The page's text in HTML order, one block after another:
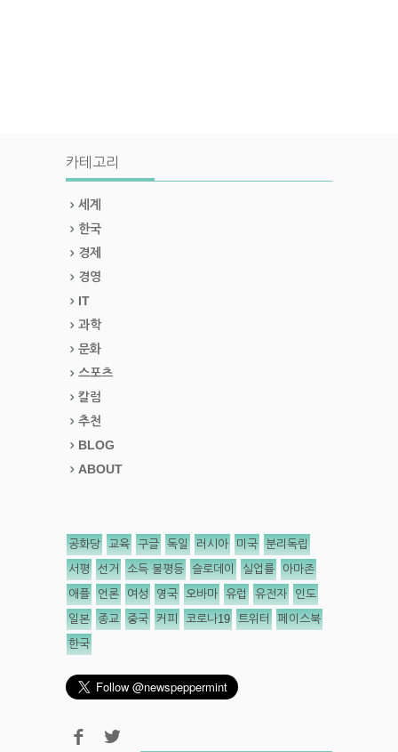
카테고리
세계
한국
경제
경영
IT
과학
문화
스포츠
칼럼
추천
BLOG
ABOUT
공화당 교육 구글 독일 러시아 미국 분리독립
서평 선거 소득 불평등 슬로데이 실업률 아마존
애플 언론 여성 영국 오바마 유럽 유전자 인도
일본 종교 중국 커피 코로나19 트위터 페이스북
한국